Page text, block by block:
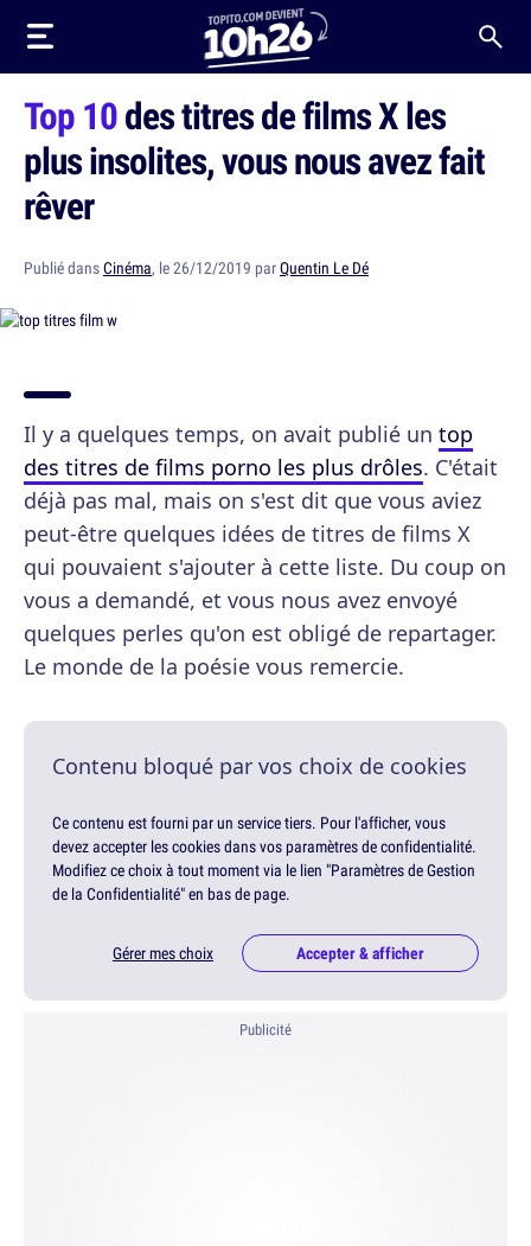
Top 10des titres de films X les
plus insolites, vous nous avez fait
rêver
Publié dansCinéma, le 26/12/2019 parQuentin Le Dé
Il y a quelques temps, on avait publié un top
des titres de films porno les plus drôles. C'était
déjà pas mal, mais on s'est dit que vous aviez
peut-être quelques idées de titres de films X
qui pouvaient s'ajouter à cette liste. Du coup on
vous a demandé, et vous nous avez envoyé
quelques perles qu'on est obligé de repartager.
Le monde de la poésie vous remercie.
Contenu bloqué par vos choix de cookies
Ce contenu est fourni par un service tiers. Pour l'afficher, vous
devez accepter les cookies dans vos paramètres de confidentialité.
Modifiez ce choix à tout moment via le lien "Paramètres de Gestion
de la Confidentialité" en bas de page.
Gérer mes choix Accepter & afficher
Publicité